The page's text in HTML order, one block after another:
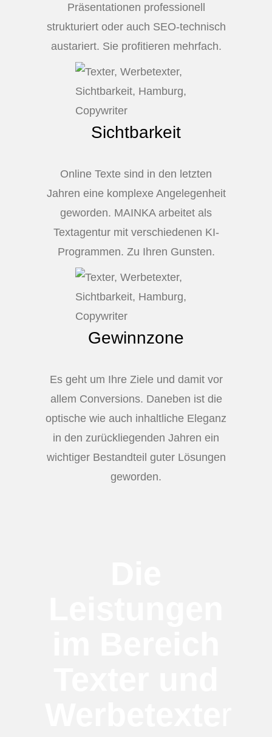
Präsentationen professionell
strukturiert oder auch SEO-technisch
austariert. Sie profitieren mehrfach.
Sichtbarkeit
Online Texte sind in den letzten
Jahren eine komplexe Angelegenheit
geworden. MAINKA arbeitet als
Textagentur mit verschiedenen KI-
Programmen. Zu Ihren Gunsten.
Gewinnzone
Es geht um Ihre Ziele und damit vor
allem Conversions. Daneben ist die
optische wie auch inhaltliche Eleganz
in den zurückliegenden Jahren ein
wichtiger Bestandteil guter Lösungen
geworden.